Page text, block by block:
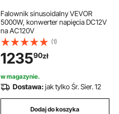
Falownik sinusoidalny VEVOR
5000W, konwerter napięcia DC12V
na AC120V
(1)
123590zł
w magazynie.
Dostawa:jak tylko Śr. Sier. 12
Dodaj do koszyka